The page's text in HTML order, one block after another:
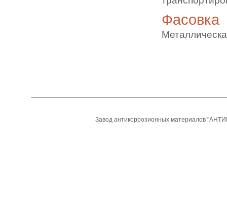
Фасовка
Завод антикоррозионных материалов